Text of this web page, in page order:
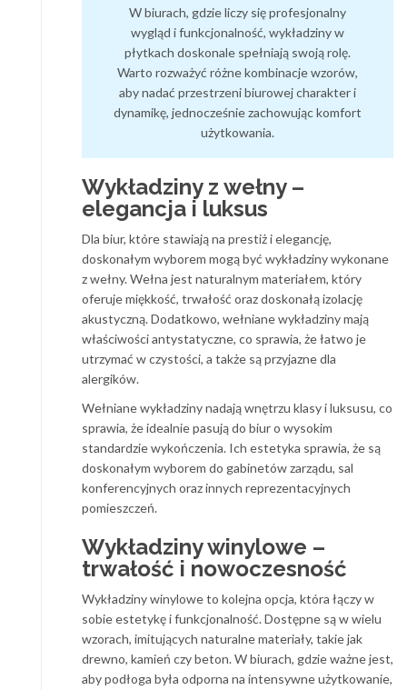
W biurach, gdzie liczy się profesjonalny
wygląd i funkcjonalność, wykładziny w
płytkach doskonale spełniają swoją rolę.
Warto rozważyć różne kombinacje wzorów,
aby nadać przestrzeni biurowej charakter i
dynamikę, jednocześnie zachowując komfort
użytkowania.
Wykładziny z wełny –
elegancja i luksus
Dla biur, które stawiają na prestiż i elegancję,
doskonałym wyborem mogą być wykładziny wykonane
z wełny. Wełna jest naturalnym materiałem, który
oferuje miękkość, trwałość oraz doskonałą izolację
akustyczną. Dodatkowo, wełniane wykładziny mają
właściwości antystatyczne, co sprawia, że łatwo je
utrzymać w czystości, a także są przyjazne dla
alergików.
Wełniane wykładziny nadają wnętrzu klasy i luksusu, co
sprawia, że idealnie pasują do biur o wysokim
standardzie wykończenia. Ich estetyka sprawia, że są
doskonałym wyborem do gabinetów zarządu, sal
konferencyjnych oraz innych reprezentacyjnych
pomieszczeń.
Wykładziny winylowe –
trwałość i nowoczesność
Wykładziny winylowe to kolejna opcja, która łączy w
sobie estetykę i funkcjonalność. Dostępne są w wielu
wzorach, imitujących naturalne materiały, takie jak
drewno, kamień czy beton. W biurach, gdzie ważne jest,
aby podłoga była odporna na intensywne użytkowanie,